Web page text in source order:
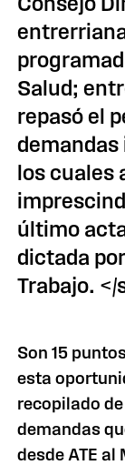
Salud;
repasó el
demandas
los cuales
último
dictada
Trabajo.
Son 15
esta
recopilado
demandas
desde ATE al